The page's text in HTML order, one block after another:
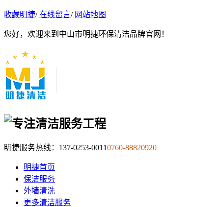
收藏明捷/在线留言/ 网站地图
您好，欢迎来到中山市明捷环保清洁品牌官网！
明捷服务热线： 137-0253-00110760-88820920
明捷首页
保洁服务
外墙清洗
更多清洁服务